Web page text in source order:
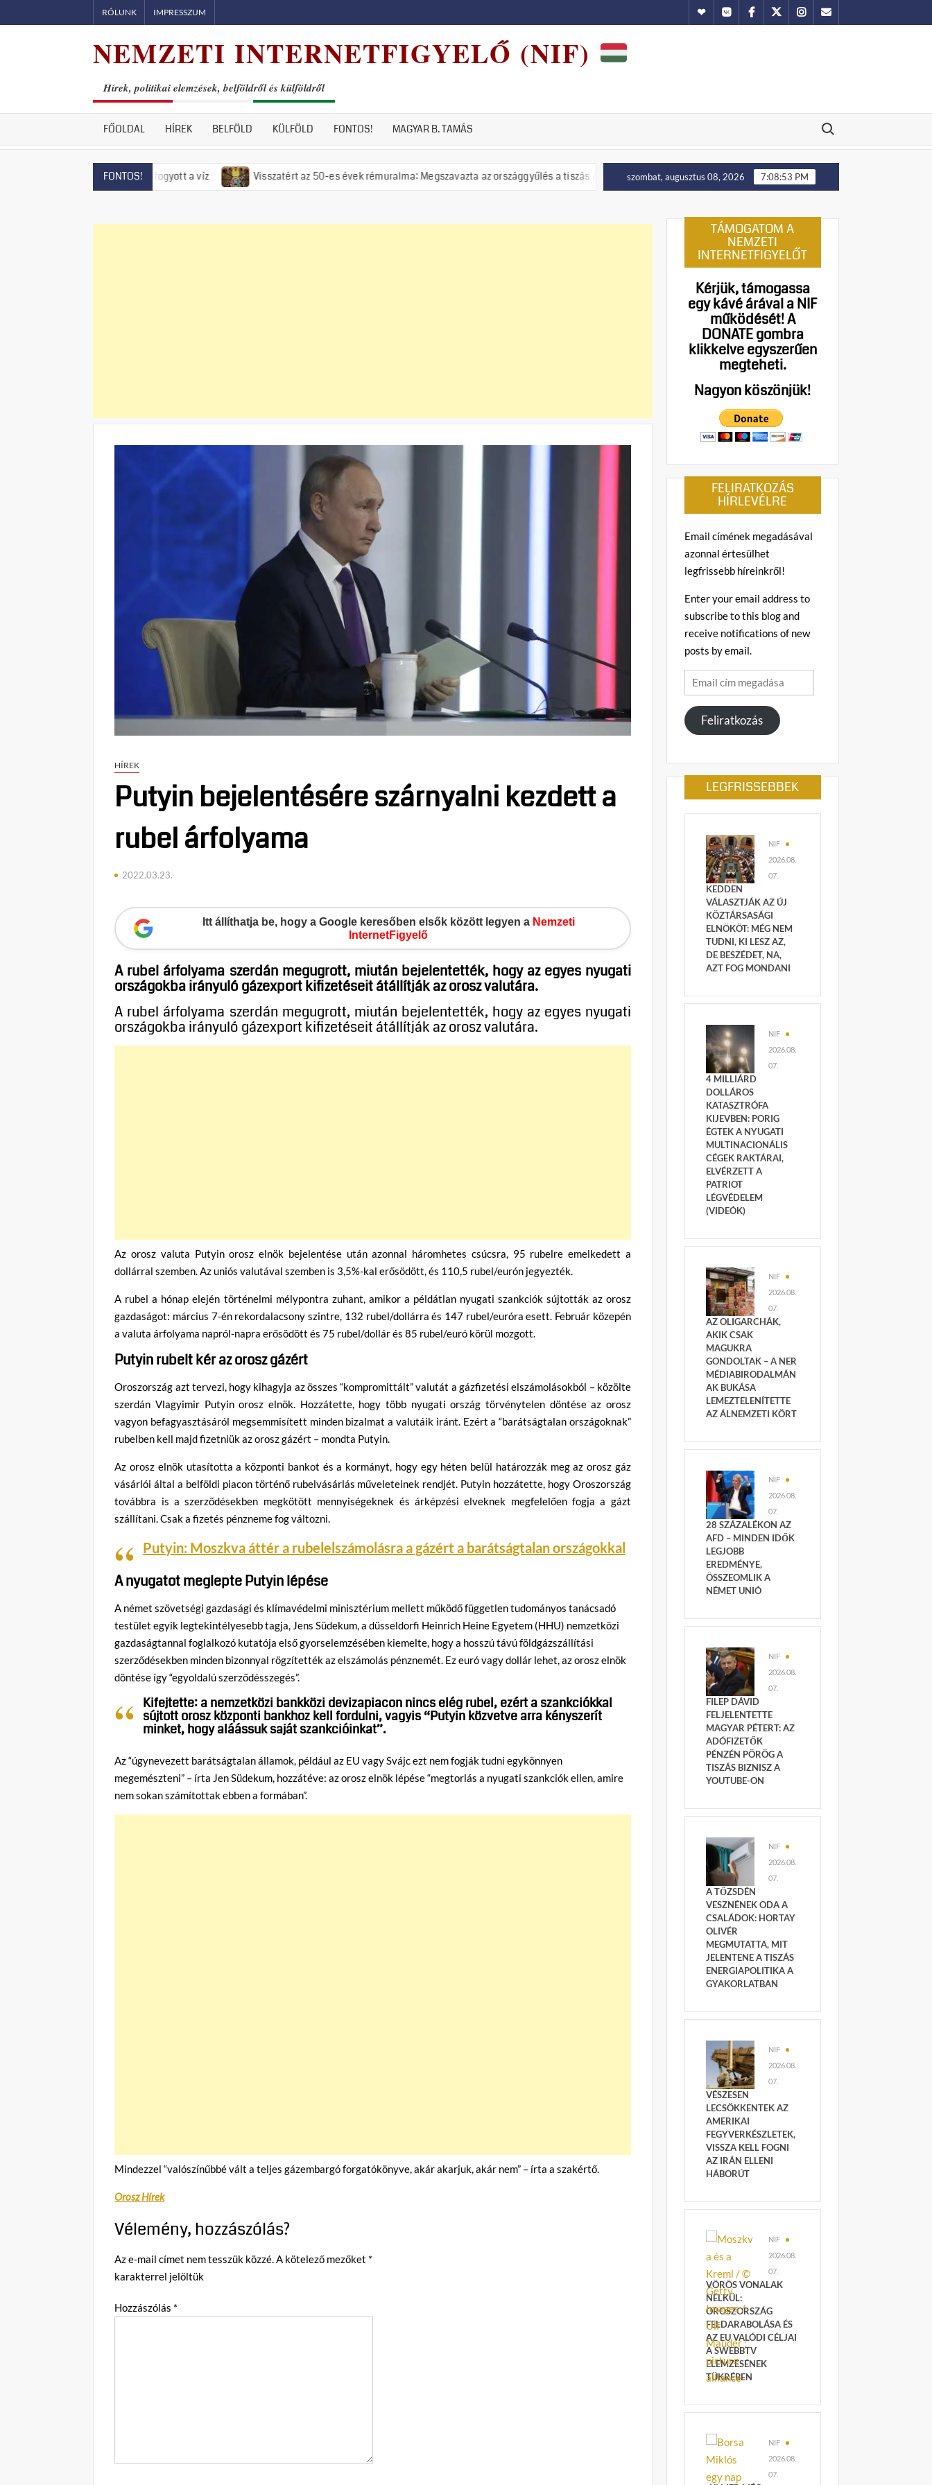
to
RÓLUNK IMPRESSZUM HundubVkontakte
Facebook
TwitterInstagram
Email
NEMZETI INTERNETFIGYELŐ (NIF)
Hírek, politikai elemzések, belföldről és külföldről
FŐOLDAL HÍREK BELFÖLD KÜLFÖLD FONTOS! MAGYAR B. TAMÁS
Search for:
FONTOS!
már el is fogyott a víz Visszatért az 50-es évek rémuralma: Megszavazta az országgyűlés a tiszás ÁVH felállítását! Putyin: Ukrajna nyugati területei előbb-utóbb visszakerülnek
szombat, augusztus 08, 2026 7:08:54 PM
HÍREK
Putyin bejelentésére szárnyalni kezdett a
rubel árfolyama
2022.03.23.
Itt állíthatja be, hogy a Google keresőben elsők között legyen a Nemzeti
InternetFigyelő
A rubel árfolyama szerdán megugrott, miután bejelentették, hogy az egyes nyugati
országokba irányuló gázexport kifizetéseit átállítják az orosz valutára.
A rubel árfolyama szerdán megugrott, miután bejelentették, hogy az egyes nyugati
országokba irányuló gázexport kifizetéseit átállítják az orosz valutára.
Az orosz valuta Putyin orosz elnök bejelentése után azonnal háromhetes csúcsra, 95 rubelre emelkedett a
dollárral szemben. Az uniós valutával szemben is 3,5%-kal erősödött, és 110,5 rubel/eurón jegyezték.
A rubel a hónap elején történelmi mélypontra zuhant, amikor a példátlan nyugati szankciók sújtották az orosz
gazdaságot: március 7-én rekordalacsony szintre, 132 rubel/dollárra és 147 rubel/euróra esett. Február közepén
a valuta árfolyama napról-napra erősödött és 75 rubel/dollár és 85 rubel/euró körül mozgott.
Putyin rubelt kér az orosz gázért
Oroszország azt tervezi, hogy kihagyja az összes “kompromittált” valutát a gázfizetési elszámolásokból – közölte
szerdán Vlagyimir Putyin orosz elnök. Hozzátette, hogy több nyugati ország törvénytelen döntése az orosz
vagyon befagyasztásáról megsemmisített minden bizalmat a valutáik iránt. Ezért a “barátságtalan országoknak”
rubelben kell majd fizetniük az orosz gázért – mondta Putyin.
Az orosz elnök utasította a központi bankot és a kormányt, hogy egy héten belül határozzák meg az orosz gáz
vásárlói által a belföldi piacon történő rubelvásárlás műveleteinek rendjét. Putyin hozzátette, hogy Oroszország
továbbra is a szerződésekben megkötött mennyiségeknek és árképzési elveknek megfelelően fogja a gázt
szállítani. Csak a fizetés pénzneme fog változni.
Putyin: Moszkva áttér a rubelelszámolásra a gázért a barátságtalan országokkal
A nyugatot meglepte Putyin lépése
A német szövetségi gazdasági és klímavédelmi minisztérium mellett működő független tudományos tanácsadó
testület egyik legtekintélyesebb tagja, Jens Südekum, a düsseldorfi Heinrich Heine Egyetem (HHU) nemzetközi
gazdaságtannal foglalkozó kutatója első gyorselemzésében kiemelte, hogy a hosszú távú földgázszállítási
szerződésekben minden bizonnyal rögzítették az elszámolás pénznemét. Ez euró vagy dollár lehet, az orosz elnök
döntése így “egyoldalú szerződésszegés”.
Kifejtette: a nemzetközi bankközi devizapiacon nincs elég rubel, ezért a szankciókkal
sújtott orosz központi bankhoz kell fordulni, vagyis “Putyin közvetve arra kényszerít
minket, hogy aláássuk saját szankcióinkat”.
Az “úgynevezett barátságtalan államok, például az EU vagy Svájc ezt nem fogják tudni egykönnyen
megemészteni” – írta Jen Südekum, hozzátéve: az orosz elnök lépése “megtorlás a nyugati szankciók ellen, amire
nem sokan számítottak ebben a formában”.
Mindezzel “valószínűbbé vált a teljes gázembargó forgatókönyve, akár akarjuk, akár nem” – írta a szakértő.
Orosz Hírek
Vélemény, hozzászólás?
Az e-mail címet nem tesszük közzé.A kötelező mezőket *
karakterrel jelöltük
Hozzászólás *
TÁMOGATOM A
NEMZETI
INTERNETFIGYELŐT
Kérjük, támogassa
egy kávé árával a NIF
működését!A
DONATE gombra
klikkelve egyszerűen
megteheti.
Nagyon köszönjük!
FELIRATKOZÁS
HÍRLEVÉLRE
Email címének megadásával
azonnal értesülhet
legfrissebb híreinkről!
Enter your email address to
subscribe to this blog and
receive notifications of new
posts by email.
Email
cím
megadása
Feliratkozás
LEGFRISSEBBEK
NIF
2026.08.
07.
KEDDEN
VÁLASZTJÁK AZ ÚJ
KÖZTÁRSASÁGI
ELNÖKÖT: MÉG NEM
TUDNI, KI LESZ AZ,
DE BESZÉDET, NA,
AZT FOG MONDANI
NIF
2026.08.
07.
4 MILLIÁRD
DOLLÁROS
KATASZTRÓFA
KIJEVBEN: PORIG
ÉGTEK A NYUGATI
MULTINACIONÁLIS
CÉGEK RAKTÁRAI,
ELVÉRZETT A
PATRIOT
LÉGVÉDELEM
(VIDEÓK)
NIF
2026.08.
07.
AZ OLIGARCHÁK,
AKIK CSAK
MAGUKRA
GONDOLTAK – A NER
MÉDIABIRODALMÁN
AK BUKÁSA
LEMEZTELENÍTETTE
AZ ÁLNEMZETI KÖRT
NIF
2026.08.
07.
28 SZÁZALÉKON AZ
AFD – MINDEN IDŐK
LEGJOBB
EREDMÉNYE,
ÖSSZEOMLIK A
NÉMET UNIÓ
NIF
2026.08.
07.
FILEP DÁVID
FELJELENTETTE
MAGYAR PÉTERT: AZ
ADÓFIZETŐK
PÉNZÉN PÖRÖG A
TISZÁS BIZNISZ A
YOUTUBE-ON
NIF
2026.08.
07.
A TŐZSDÉN
VESZNÉNEK ODA A
CSALÁDOK: HORTAY
OLIVÉR
MEGMUTATTA, MIT
JELENTENE A TISZÁS
ENERGIAPOLITIKA A
GYAKORLATBAN
NIF
2026.08.
07.
VÉSZESEN
LECSÖKKENTEK AZ
AMERIKAI
FEGYVERKÉSZLETEK,
VISSZA KELL FOGNI
AZ IRÁN ELLENI
HÁBORÚT
NIF
2026.08.
07.
VÖRÖS VONALAK
NÉLKÜL:
OROSZORSZÁG
FELDARABOLÁSA ÉS
AZ EU VALÓDI CÉLJAI
A SWEBBTV
ELEMZÉSÉNEK
TÜKRÉBEN
NIF
2026.08.
07.